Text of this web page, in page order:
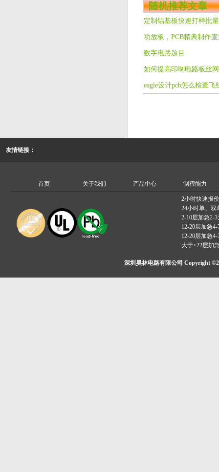
随机推荐文章
数字电路题目
如何提高印制电路板丝
eagle设计pcb怎么检查飞
友情链接：
首页 关于我们 产品中心 制程能力
2小时快速报价
24小时单、双
2-10层加急2-3
12-20层加急4-
12-20层加急4-
大于≥22层加
深圳昊林电路有限公司 Copyright